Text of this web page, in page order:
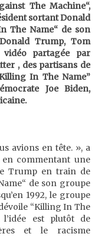
The Machine“,
sortant Donald
The Name“ de son
Trump, Tom
partagée par
, des partisans de
In The Name”
Joe Biden,
avions en tête. », a
commentant une
Trump en train de
de son groupe
1992, le groupe
“Killing In The
est plutôt de
et le racisme